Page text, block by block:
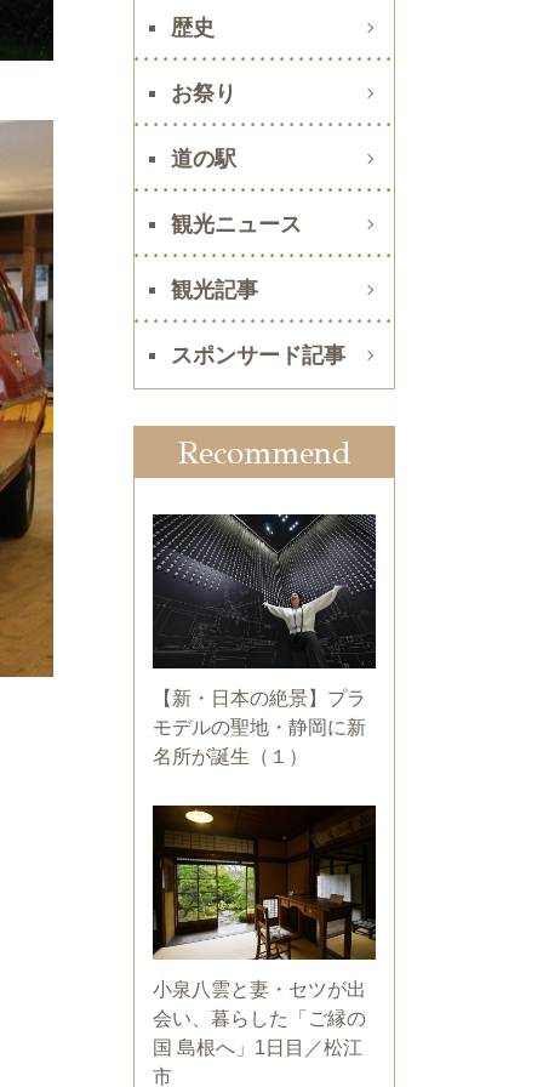
歴史
お祭り
道の駅
観光ニュース
観光記事
スポンサード記事
Recommend
【新・日本の絶景】プラ
モデルの聖地・静岡に新
名所が誕生（１）
小泉八雲と妻・セツが出
会い、暮らした「ご縁の
国 島根へ」1日目／松江
市